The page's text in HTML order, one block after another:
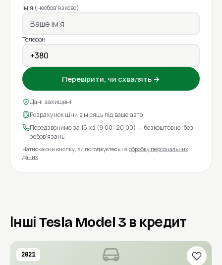
Ім'я (необов'язково)
Телефон
Перевірити, чи схвалять →
Дані захищені
Розрахунок ціни в місяць під ваше авто
Передзвонимо за 15 хв (9:00–20:00) — безкоштовно, без
зобов'язань
Натискаючи кнопку, ви погоджуєтесь на обробку персональних
даних.
Інші Tesla Model 3 в кредит
2021